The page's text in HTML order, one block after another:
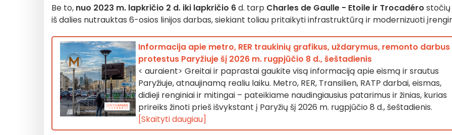
Be to, nuo 2023 m. lapkričio 2 d. iki lapkričio 6d. tarp Charles de Gaulle - Etoile ir Trocadéro stočių
iš dalies nutrauktas 6-osios linijos darbas, siekiant toliau pritaikyti infrastruktūrą ir modernizuoti
Informacija apie metro, RER traukinių grafikus, uždarymus, remonto darbus
protestus Paryžiuje šį 2026 m. rugpjūčio 8 d., šeštadienis
< auraient> Greitai ir paprastai gaukite visą informaciją apie eismą ir srautus
Paryžiuje, atnaujinamą realiu laiku. Metro, RER, Transilien, RATP darbai, eismas,
didieji renginiai ir mitingai – pateikiame naudingiausius patarimus ir žinias, kurias
prireiks žinoti prieš išvykstant į Paryžių šį 2026 m. rugpjūčio 8 d., šeštadienis.
[Skaityti daugiau]